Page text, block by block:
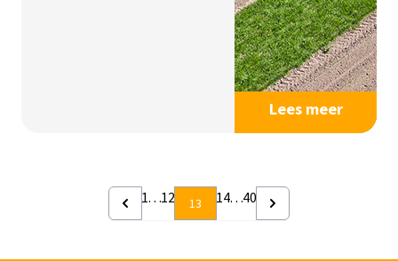
Lees meer
Previous
1…12 13 14…40
Next